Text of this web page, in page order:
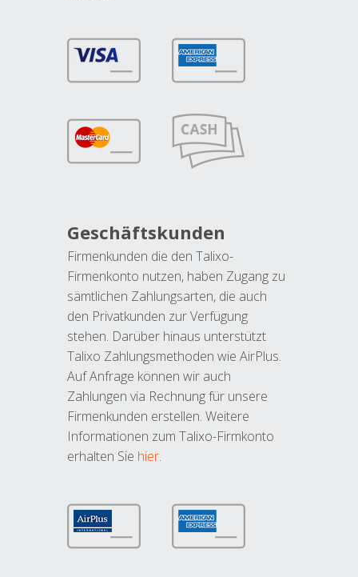
Geschäftskunden
Firmenkunden die den Talixo-
Firmenkonto nutzen, haben Zugang zu
sämtlichen Zahlungsarten, die auch
den Privatkunden zur Verfügung
stehen. Darüber hinaus unterstützt
Talixo Zahlungsmethoden wie AirPlus.
Auf Anfrage können wir auch
Zahlungen via Rechnung für unsere
Firmenkunden erstellen. Weitere
Informationen zum Talixo-Firmkonto
erhalten Sie hier.